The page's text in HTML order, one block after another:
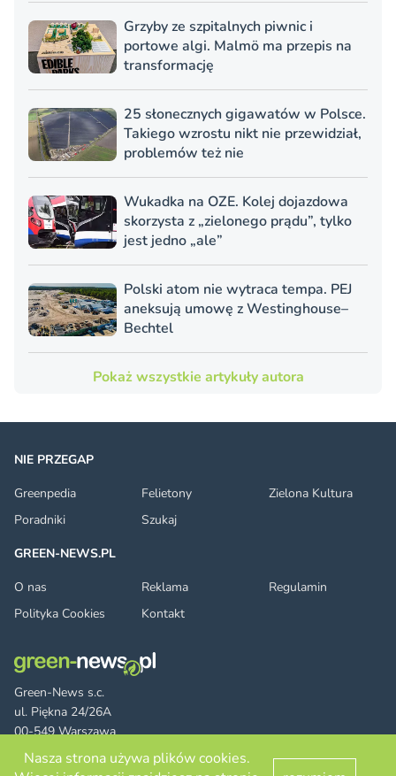
Grzyby ze szpitalnych piwnic i
portowe algi. Malmö ma przepis na
transformację
25 słonecznych gigawatów w Polsce.
Takiego wzrostu nikt nie przewidział,
problemów też nie
Wukadka na OZE. Kolej dojazdowa
skorzysta z „zielonego prądu”, tylko
jest jedno „ale”
Polski atom nie wytraca tempa. PEJ
aneksują umowę z Westinghouse–
Bechtel
Pokaż wszystkie artykuły autora
Green-News s.c.
ul. Piękna 24/26A
00-549 Warszawa
NIE PRZEGAP
Greenpedia
Felietony
Zielona Kultura
Poradniki
Szukaj
GREEN-NEWS.PL
O nas
Reklama
Regulamin
Polityka Cookies
Kontakt
Nasza strona używa plików cookies.